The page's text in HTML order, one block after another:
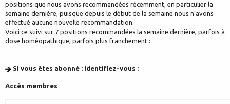
positions que nous avons recommandées récemment, en particulier la
semaine dernière, puisque depuis le début de la semaine nous n’avons
effectué aucune nouvelle recommandation.
Voici ce suivi sur 7 positions recommandées la semaine dernière, parfois à
dose homéopathique, parfois plus franchement :
Si vous êtes abonné : identifiez-vous :
Accès membres :